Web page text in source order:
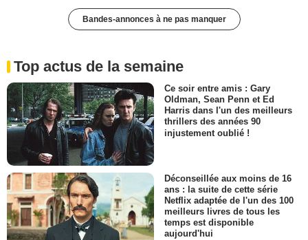
Bandes-annonces à ne pas manquer
Top actus de la semaine
Ce soir entre amis : Gary
Oldman, Sean Penn et Ed
Harris dans l'un des meilleurs
thrillers des années 90
injustement oublié !
Déconseillée aux moins de 16
ans : la suite de cette série
Netflix adaptée de l'un des 100
meilleurs livres de tous les
temps est disponible
aujourd'hui